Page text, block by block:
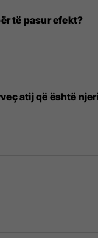
të pasur efekt?
atij që është